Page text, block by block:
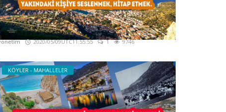
Ağız Sözlüğü - Kaş Yerel Sözlüğü - Kaş
2020/05/09UTC11:55:55 1 9746
KÖYLER - MAHALLELER